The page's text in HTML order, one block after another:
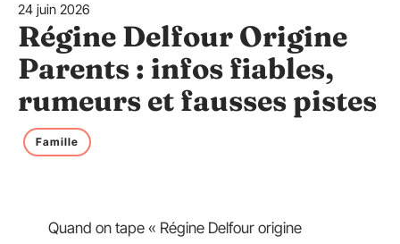
24 juin 2026
Régine Delfour Origine
Parents : infos fiables,
rumeurs et fausses pistes
Famille
Quand on tape « Régine Delfour origine